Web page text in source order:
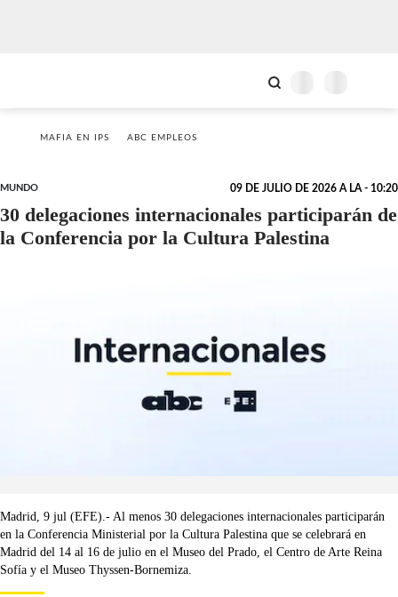
MAFIA EN IPS ABC EMPLEOS
MUNDO 09 DE JULIO DE 2026 A LA - 10:20
30 delegaciones internacionales participarán de
la Conferencia por la Cultura Palestina
Madrid, 9 jul (EFE).- Al menos 30 delegaciones internacionales participarán
en la Conferencia Ministerial por la Cultura Palestina que se celebrará en
Madrid del 14 al 16 de julio en el Museo del Prado, el Centro de Arte Reina
Sofía y el Museo Thyssen-Bornemiza.